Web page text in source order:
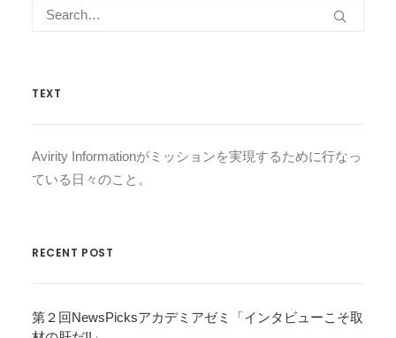
TEXT
Avirity Informationがミッションを実現するために行なっ
ている日々のこと。
RECENT POST
第２回NewsPicksアカデミアゼミ「インタビューこそ取